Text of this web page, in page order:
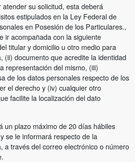
su solicitud, esta deberá
estipulados en la Ley Federal de
en Posesión de los Particulares.,
ir acompañada con la siguiente
titular y domicilio u otro medio para
(ii) documento que acredite la identidad
representación del mismo, (iii)
de los datos personales respecto de los
el derecho y (iv) cualquier otro
facilite la localización del dato
un plazo máximo de 20 días hábiles
se le informará respecto de la
a través del correo electrónico o número